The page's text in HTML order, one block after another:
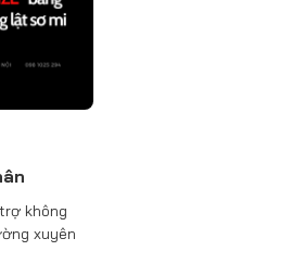
không
xuyên